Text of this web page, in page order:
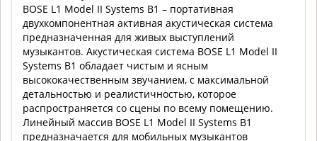
BOSE L1 Model II Systems B1 – портативная
двухкомпонентная активная акустическая система
предназначенная для живых выступлений
музыкантов. Акустическая система BOSE L1 Model II
Systems B1 обладает чистым и ясным
высококачественным звучанием, с максимальной
детальностью и реалистичностью, которое
распространяется со сцены по всему помещению.
Линейный массив BOSE L1 Model II Systems B1
предназначается для мобильных музыкантов